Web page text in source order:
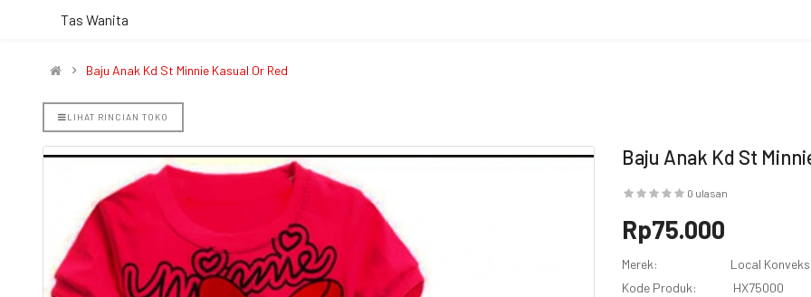
Tas Wanita
Baju Anak Kd St Minnie Kasual Or Red
LIHAT RINCIAN TOKO
Baju Anak Kd St
0 ulasan
Rp75.000
Merek:
Local
Kode Produk:
HX75000